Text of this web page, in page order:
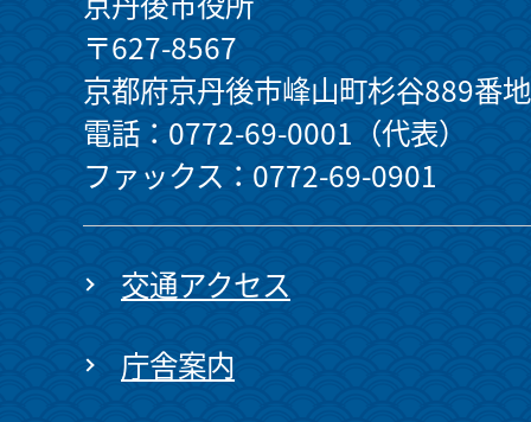
〒627-8567
京都府京丹後市峰山町杉谷889番地
電話：0772-69-0001（代表）
ファックス：0772-69-0901
交通アクセス
庁舎案内